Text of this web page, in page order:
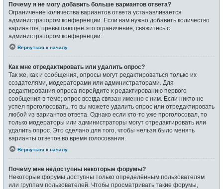
Почему я не могу добавить больше вариантов ответа?
Ограничение количества вариантов ответа устанавливается
администратором конференции. Если вам нужно добавить количество
вариантов, превышающее это ограничение, свяжитесь с
администратором конференции.
Вернуться к началу
Как мне отредактировать или удалить опрос?
Так же, как и сообщения, опросы могут редактироваться только их
создателями, модераторами или администраторами. Для
редактирования опроса перейдите к редактированию первого
сообщения в теме; опрос всегда связан именно с ним. Если никто не
успел проголосовать, то вы можете удалить опрос или отредактировать
любой из вариантов ответа. Однако если кто-то уже проголосовал, то
только модераторы или администраторы могут отредактировать или
удалить опрос. Это сделано для того, чтобы нельзя было менять
варианты ответов во время голосования.
Вернуться к началу
Почему мне недоступны некоторые форумы?
Некоторые форумы доступны только определённым пользователям
или группам пользователей. Чтобы просматривать такие форумы,